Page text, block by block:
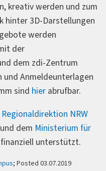
kreativ werden und zum
hinter 3D-Darstellungen
werden
der
dem zdi-Zentrum
Anmeldeunterlagen
sind hier abrufbar.
Regionaldirektion NRW
und dem Ministerium für
finanziell unterstützt.
; Posted 03.07.2019